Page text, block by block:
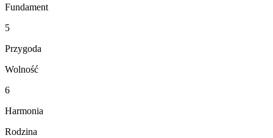
Fundament
5
Przygoda
Wolność
6
Harmonia
Rodzina